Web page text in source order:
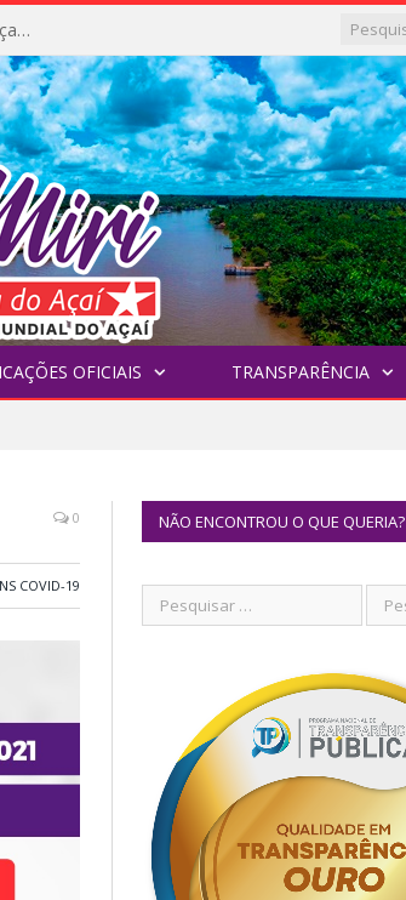
Igarapé-Miri conquista o melhor IDEB do Baixo Tocantins e avança na qualidade da educação pública
OFICIAIS TRANSPARÊNCIA
0
COVID-19
NÃO ENCONTROU O QUE QUERIA?